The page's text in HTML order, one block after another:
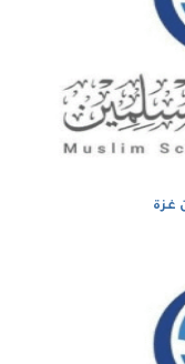
غزة